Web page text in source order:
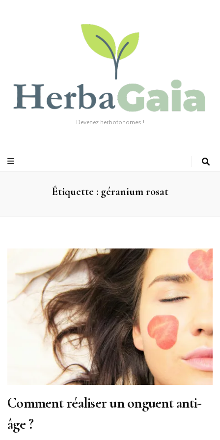
Devenez herbotonomes !
Étiquette : géranium rosat
Comment réaliser un onguent anti-
âge ?